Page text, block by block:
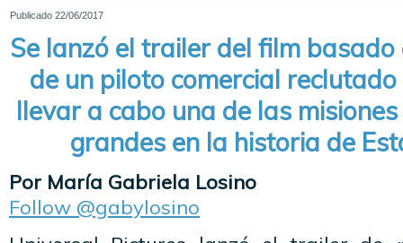
Publicado 22/06/2017
Se lanzó el trailer del film
de un piloto comercial
llevar a cabo una de las
grandes en la historia de
Por María Gabriela Losino
Follow @gabylosino